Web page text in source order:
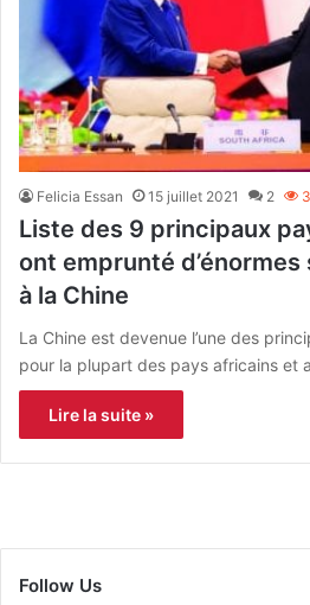
Felicia Essan 15 juillet 2021 2
Liste des 9 principaux
ont emprunté d’énormes
à la Chine
La Chine est devenue l’une des
pour la plupart des pays africains et
Lire la suite »
Follow Us